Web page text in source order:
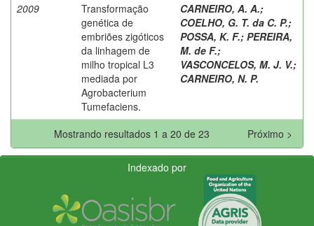
2009
Transformação
genética de
embriões zigóticos
da linhagem de
milho tropical L3
mediada por
Agrobacterium
Tumefaciens.
CARNEIRO, A. A.;
COELHO, G. T. da C. P.;
POSSA, K. F.; PEREIRA,
M. de F.;
VASCONCELOS, M. J. V.;
CARNEIRO, N. P.
Mostrando resultados 1 a 20 de 23 Próximo >
Indexado por